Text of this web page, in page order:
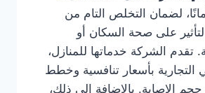
لضمان التخلص التام من
على صحة السكان أو
تقدم الشركة خدماتها للمنازل،
التجارية بأسعار تنافسية وخطط
بالإضافة إلى ذلك،